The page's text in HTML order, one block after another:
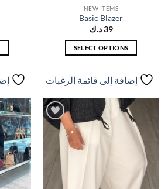
NEW ITEMS
Basic Blazer
39 د.ك
SELECT OPTIONS
من
الأشكال
المختلفة
لهذا
المنتج.
يمكن
الخيارات
على
إضافة إلى قائمة الرغبات
إضافة
الرغبات